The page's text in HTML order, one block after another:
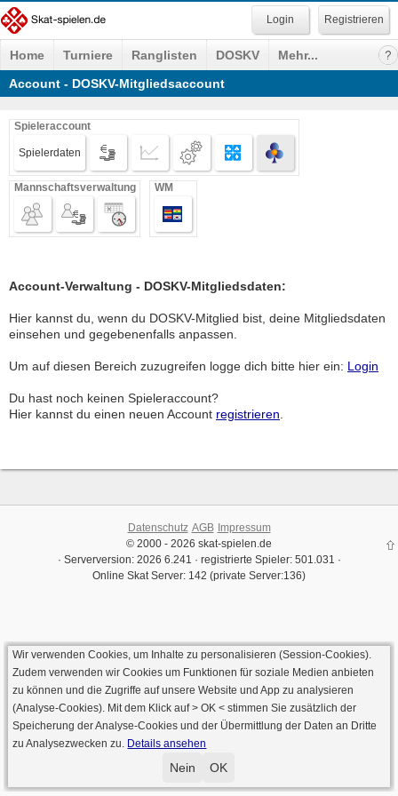
Registrieren
Home Turniere Ranglisten DOSKV
Mehr...
Account - DOSKV-Mitgliedsaccount
Spieleraccount
Spielerdaten
Mannschaftsverwaltung WM
Account-Verwaltung - DOSKV-Mitgliedsdaten:
Hier kannst du, wenn du DOSKV-Mitglied bist, deine Mitgliedsdaten
einsehen und gegebenenfalls anpassen.
Um auf diesen Bereich zuzugreifen logge dich bitte hier ein: Login
Du hast noch keinen Spieleraccount?
Hier kannst du einen neuen Account registrieren
Datenschutz AGB Impressum
© 2000 - 2026 skat-spielen.de
· Serverversion: 2026 6.241 · registrierte Spieler: 501.031 ·
Online Skat Server: 142 (private Server:136)
Wir verwenden Cookies, um Inhalte zu personalisieren (Session-Cookies).
Zudem verwenden wir Cookies um Funktionen für soziale Medien anbieten
zu können und die Zugriffe auf unsere Website und App zu analysieren
(Analyse-Cookies). Mit dem Klick auf> OK < stimmen Sie zusätzlich der
Speicherung der Analyse-Cookies und der Übermittlung der Daten an Dritte
zu Analysezwecken zu. Details ansehen
Nein OK